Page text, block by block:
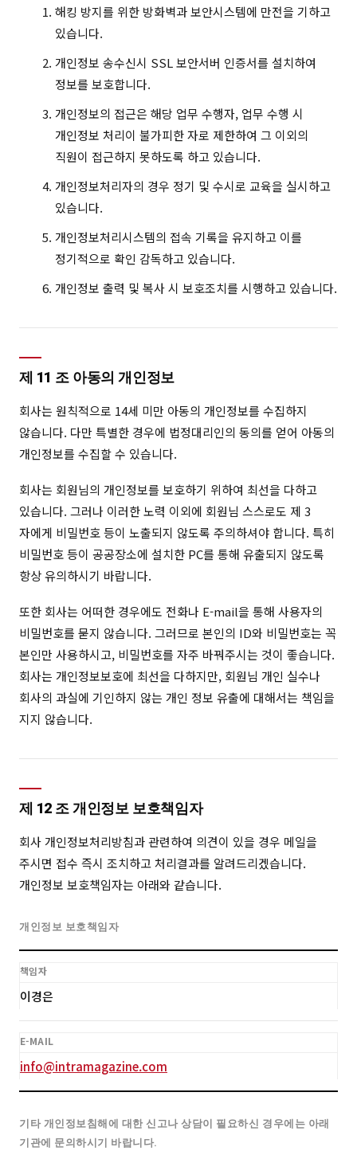
해킹 방지를 위한 방화벽과 보안시스템에 만전을 기하고
있습니다.
개인정보 송수신시 SSL 보안서버 인증서를 설치하여
정보를 보호합니다.
개인정보의 접근은 해당 업무 수행자, 업무 수행 시
개인정보 처리이 불가피한 자로 제한하여 그 이외의
직원이 접근하지 못하도록 하고 있습니다.
개인정보처리자의 경우 정기 및 수시로 교육을 실시하고
있습니다.
개인정보처리시스템의 접속 기록을 유지하고 이를
정기적으로 확인 감독하고 있습니다.
개인정보 출력 및 복사 시 보호조치를 시행하고 있습니다.
제 11 조 아동의 개인정보
회사는 원칙적으로 14세 미만 아동의 개인정보를 수집하지
않습니다. 다만 특별한 경우에 법정대리인의 동의를 얻어 아동의
개인정보를 수집할 수 있습니다.
회사는 회원님의 개인정보를 보호하기 위하여 최선을 다하고
있습니다. 그러나 이러한 노력 이외에 회원님 스스로도 제 3
자에게 비밀번호 등이 노출되지 않도록 주의하셔야 합니다. 특히
비밀번호 등이 공공장소에 설치한 PC를 통해 유출되지 않도록
항상 유의하시기 바랍니다.
또한 회사는 어떠한 경우에도 전화나 E-mail을 통해 사용자의
비밀번호를 묻지 않습니다. 그러므로 본인의 ID와 비밀번호는 꼭
본인만 사용하시고, 비밀번호를 자주 바꿔주시는 것이 좋습니다.
회사는 개인정보보호에 최선을 다하지만, 회원님 개인 실수나
회사의 과실에 기인하지 않는 개인 정보 유출에 대해서는 책임을
지지 않습니다.
제 12 조 개인정보 보호책임자
회사 개인정보처리방침과 관련하여 의견이 있을 경우 메일을
주시면 접수 즉시 조치하고 처리결과를 알려드리겠습니다.
개인정보 보호책임자는 아래와 같습니다.
개인정보 보호책임자
책임자
이경은
E-MAIL
info@intramagazine.com
기타 개인정보침해에 대한 신고나 상담이 필요하신 경우에는 아래
기관에 문의하시기 바랍니다.